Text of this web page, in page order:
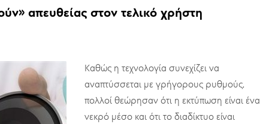
απευθείας στον τελικό χρήστη
Καθώς η τεχνολογία συνεχίζει να
αναπτύσσεται με γρήγορους ρυθμούς,
πολλοί θεώρησαν ότι η εκτύπωση είναι ένα
νεκρό μέσο και ότι το διαδίκτυο είναι